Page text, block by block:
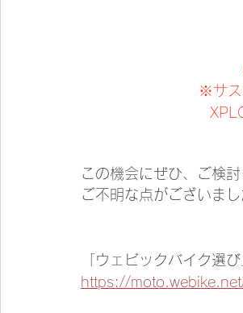
※サス
この機会にぜひ、ご検討
ご不明な点がございま
「ウェビックバイク選
https://